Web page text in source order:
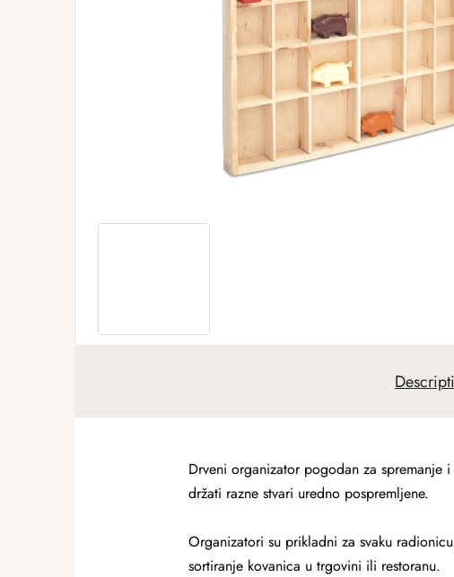
Drveni organizator pogodan za
držati razne stvari uredno pospremljene.
Organizatori su prikladni za svaku
sortiranje kovanica u trgovini ili restoranu.